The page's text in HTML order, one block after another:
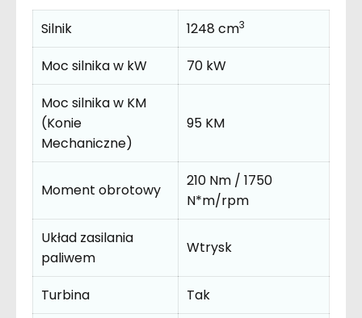
Silnik 1248 cm3
Moc silnika w kW
70 kW
Moc silnika w KM
(Konie
Mechaniczne)
95 KM
Moment obrotowy
210 Nm / 1750
N*m/rpm
Układ zasilania
paliwem
Wtrysk
Turbina
Tak